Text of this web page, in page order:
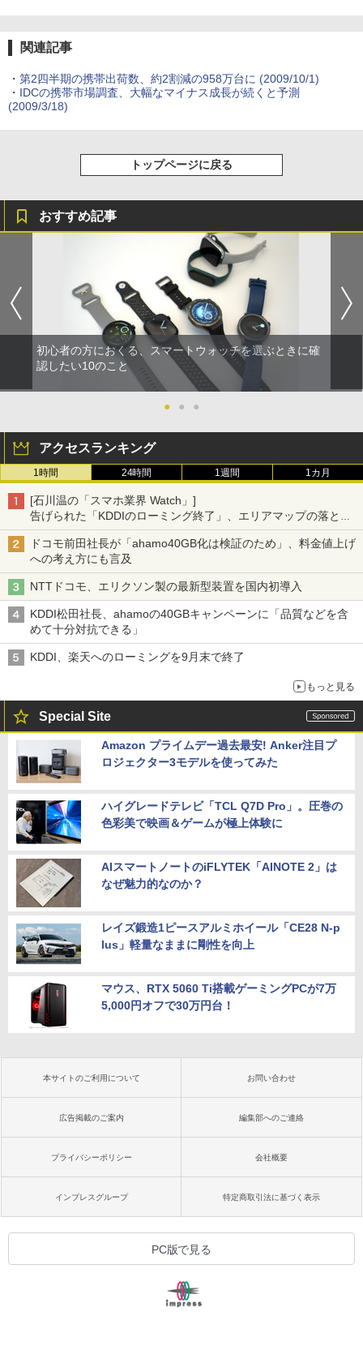
関連記事
・ 第2四半期の携帯出荷数、約2割減の958万台に (2009/10/1)
・ IDCの携帯市場調査、大幅なマイナス成長が続くと予測
(2009/3/18)
トップページに戻る
おすすめ記事
初心者の方におくる、スマートウォッチを選ぶときに確
認したい10のこと
● ● ●
アクセスランキング
1時間 24時間 1週間 1カ月
[石川温の「スマホ業界 Watch」]
告げられた「KDDIのローミング終了」、エリアマップの落とし
穴と楽天モバイルの課題
ドコモ前田社長が「ahamo40GB化は検証のため」、料金値上げ
への考え方にも言及
NTTドコモ、エリクソン製の最新型装置を国内初導入
KDDI松田社長、ahamoの40GBキャンペーンに「品質などを含
めて十分対抗できる」
KDDI、楽天へのローミングを9月末で終了
もっと見る
Special Site
Amazon プライムデー過去最安! Anker注目プ
ロジェクター3モデルを使ってみた
ハイグレードテレビ「TCL Q7D Pro」。圧巻の
色彩美で映画＆ゲームが極上体験に
AIスマートノートのiFLYTEK「AINOTE 2」は
なぜ魅力的なのか？
レイズ鍛造1ピースアルミホイール「CE28 N-p
lus」軽量なままに剛性を向上
マウス、RTX 5060 Ti搭載ゲーミングPCが7万
5,000円オフで30万円台！
本サイトのご利用について お問い合わせ
広告掲載のご案内 編集部へのご連絡
プライバシーポリシー 会社概要
インプレスグループ 特定商取引法に基づく表示
PC版で見る